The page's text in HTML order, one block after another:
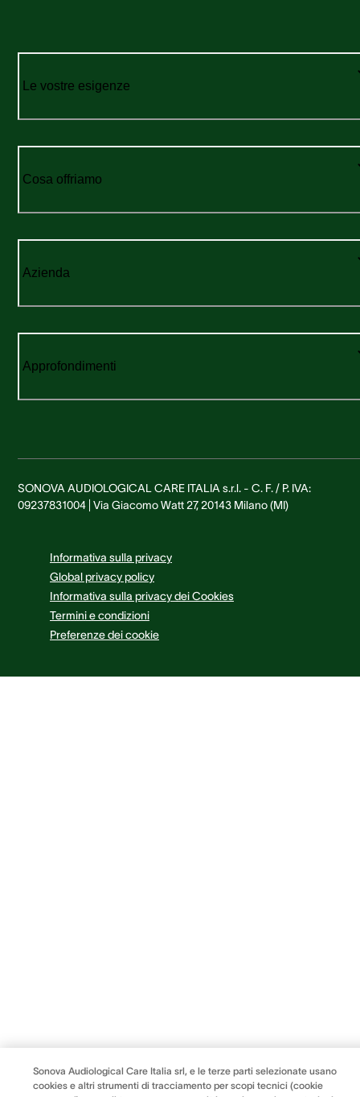
Le vostre esigenze
Cosa offriamo
Azienda
Approfondimenti
SONOVA AUDIOLOGICAL CARE ITALIA s.r.l. - C. F. / P. IVA:
09237831004 | Via Giacomo Watt 27, 20143 Milano (MI)
Informativa sulla privacy
Global privacy policy
Informativa sulla privacy dei Cookies
Termini e condizioni
Preferenze dei cookie
Sonova Audiological Care Italia srl, e le terze parti selezionate usano
cookies e altri strumenti di tracciamento per scopi tecnici (cookie